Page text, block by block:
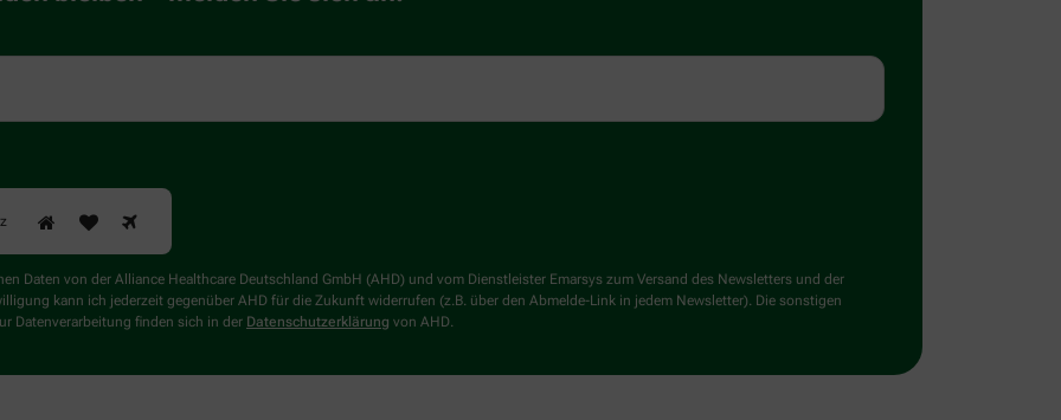
Daten von der Alliance Healthcare Deutschland GmbH (AHD) und vom Dienstleister Emarsys zum Versand des Newsletters und der
kann ich jederzeit gegenüber AHD für die Zukunft widerrufen (z.B. über den Abmelde-Link in jedem Newsletter). Die sonstigen
Datenverarbeitung finden sich in der Datenschutzerklärung von AHD.